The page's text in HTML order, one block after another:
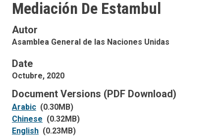
Mediación De Estambul
Autor
Asamblea General de las Naciones Unidas
Date
Octubre, 2020
Document Versions (PDF Download)
Arabic (0.30MB)
Chinese (0.32MB)
English (0.23MB)